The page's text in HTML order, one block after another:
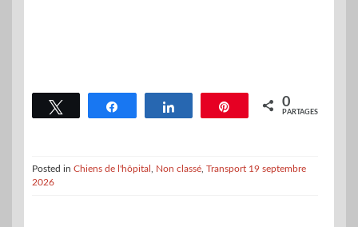
Tweetez Partagez Partagez Épingle 0
PARTAGES
Posted in Chiens de l'hôpital Non classé Transport 19 septembre
2026